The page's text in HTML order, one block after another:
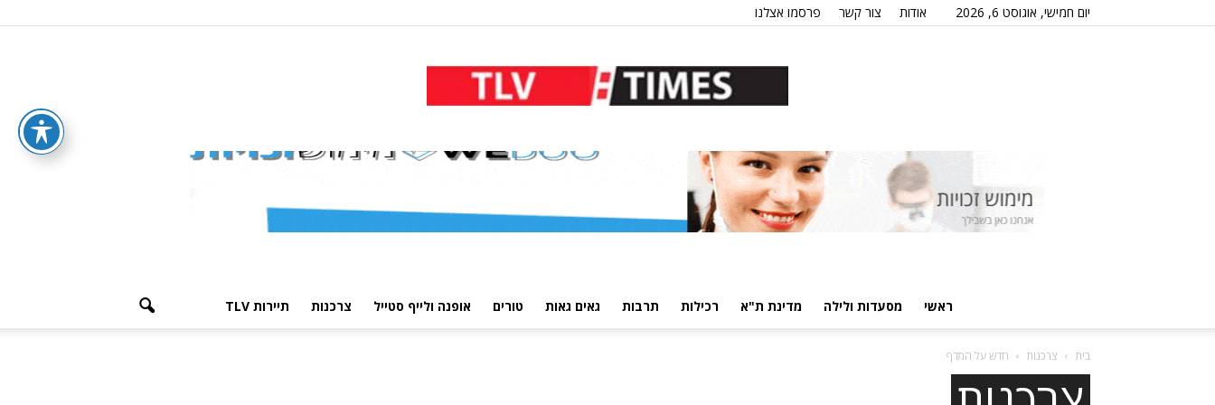
יום חמישי, אוגוסט 6, 2026 אודות צור קשר פרסמו אצלנו
ראשי מסעדות ולילה מדינת ת"א רכילות תרבות גאים גאות טורים אופנה ולייף סטייל צרכנות תיירות TLV
בית צרכנות חדש על המדף